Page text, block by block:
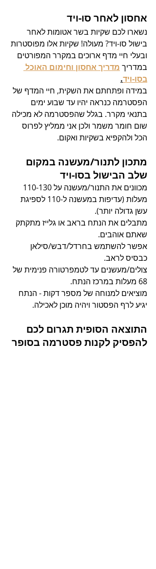
אחסון לאחר סו-ויד
נשארו לכם שקיות בשר אטומות לאחר
בישול סו-ויד? מעולה! שקיות אלו מפוסטרות
ובעלי חיי מדף ארוכים במקרר המפורטים
במדריך מדריך אחסון וחימום האוכל
בסו-ויד.
במידה ופתחתם את השקית, חיי המדף של
הפסטרמה כנראה יהיו עד שבוע ימים
בתנאי מקרר. בגלל שהפסטרמה לא מכילה
שום חומר משמר ולכן אני ממליץ לפרוס
הכל ולהקפיא בשקיות ואקום.
מתכון לתנור/מעשנה במקום
שלב הבישול בסו-ויד
מעלות (עדיפות במעשנה ל-110 לספיגת
עשן גדולה יותר).
מתבלים את הנתח בראב או גלייז מתקתק
שאתם אוהבים.
אפשר להשתמש בחרדל/דבש/סילאן
כבסיס לראב.
צולים/מעשנים עד לטמפרטורה פנימית של
68 מעלות במרכז הנתח.
מוציאים למנוחה של מספר דקות - הנתח
יגיע לרף הפסטור ויהיה מוכן לאכילה.
התוצאה הסופית תגרום לכם
להפסיק לקנות פסטרמה בסופר